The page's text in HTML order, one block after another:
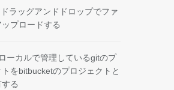
ラッグアンドドロップでファ
プロードする
ーカルで管理しているgitのプ
トをbitbucketのプロジェクトと
る